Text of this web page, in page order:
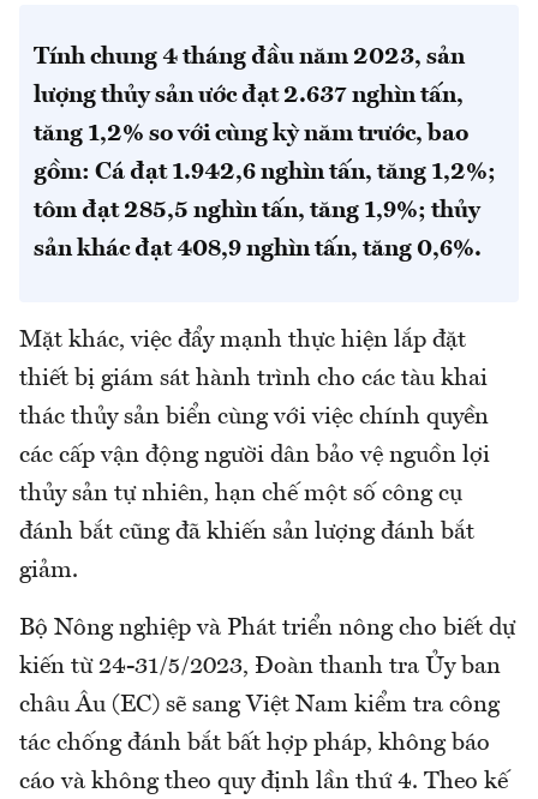
Tính chung 4 tháng đầu năm 2023, sản
lượng thủy sản ước đạt 2.637 nghìn tấn,
tăng 1,2% so với cùng kỳ năm trước, bao
gồm: Cá đạt 1.942,6 nghìn tấn, tăng 1,2%;
tôm đạt 285,5 nghìn tấn, tăng 1,9%; thủy
sản khác đạt 408,9 nghìn tấn, tăng 0,6%.
Mặt khác, việc đẩy mạnh thực hiện lắp đặt
thiết bị giám sát hành trình cho các tàu khai
thác thủy sản biển cùng với việc chính quyền
các cấp vận động người dân bảo vệ nguồn lợi
thủy sản tự nhiên, hạn chế một số công cụ
đánh bắt cũng đã khiến sản lượng đánh bắt
giảm.
Bộ Nông nghiệp và Phát triển nông cho biết dự
kiến từ 24-31/5/2023, Đoàn thanh tra Ủy ban
châu Âu (EC) sẽ sang Việt Nam kiểm tra công
tác chống đánh bắt bất hợp pháp, không báo
cáo và không theo quy định lần thứ 4. Theo kế